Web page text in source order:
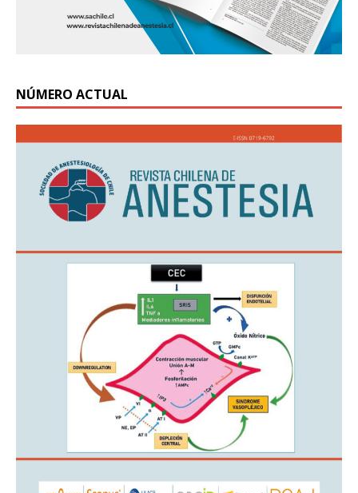
NÚMERO ACTUAL